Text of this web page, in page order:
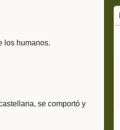
los humanos.
se comportó y